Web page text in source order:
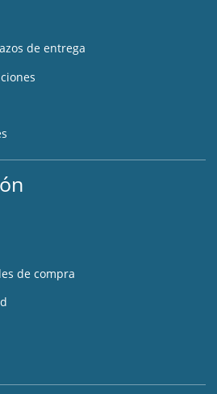
de entrega
de compra